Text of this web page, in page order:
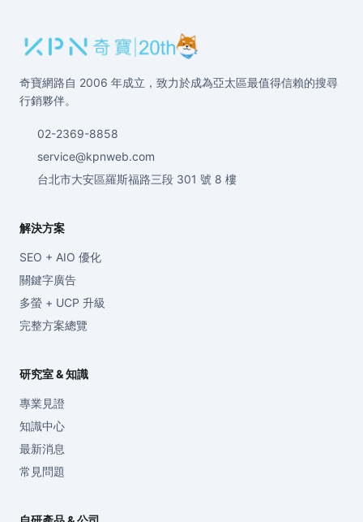
奇寶網路自 2006 年成立，致力於成為亞太區最值得信賴的搜尋
行銷夥伴。
02-2369-8858
service@kpnweb.com
台北市大安區羅斯福路三段 301 號 8 樓
解決方案
SEO + AIO 優化
關鍵字廣告
多螢 + UCP 升級
完整方案總覽
研究室 & 知識
專業見證
知識中心
最新消息
常見問題